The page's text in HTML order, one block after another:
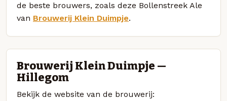
de beste brouwers, zoals deze Bollenstreek Ale
van Brouwerij Klein Duimpje.
Brouwerij Klein Duimpje —
Hillegom
Bekijk de website van de brouwerij: